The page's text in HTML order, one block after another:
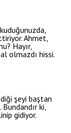
Ahmet,
Hayır,
olmazdı hissi.
şeyi baştan
ki,
gidiyor.